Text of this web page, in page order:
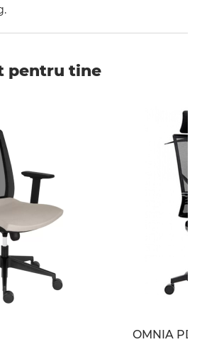
pentru tine
OMNIA